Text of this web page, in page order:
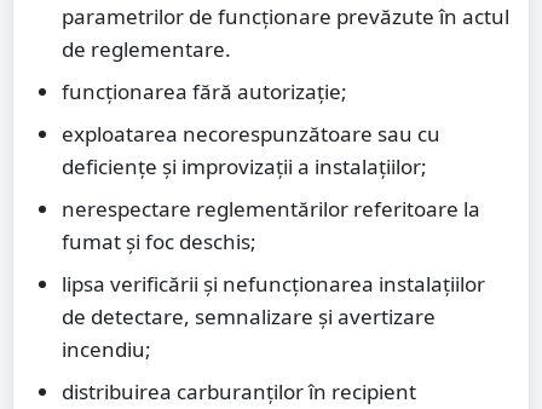
parametrilor de funcționare prevăzute în actul
de reglementare.
funcționarea fără autorizație;
exploatarea necorespunzătoare sau cu
deficiențe și improvizații a instalațiilor;
nerespectare reglementărilor referitoare la
fumat și foc deschis;
lipsa verificării și nefuncționarea instalațiilor
de detectare, semnalizare și avertizare
incendiu;
distribuirea carburanților în recipient